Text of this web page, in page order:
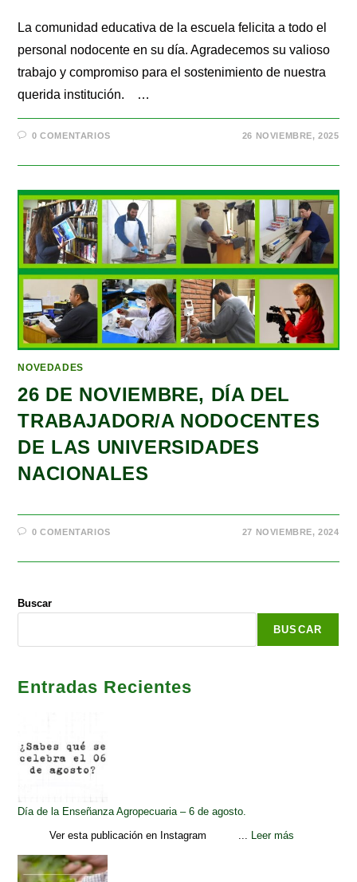
La comunidad educativa de la escuela felicita a todo el
personal nodocente en su día. Agradecemos su valioso
trabajo y compromiso para el sostenimiento de nuestra
querida institución. …
0 COMENTARIOS 26 NOVIEMBRE, 2025
NOVEDADES
26 DE NOVIEMBRE, DÍA DEL
TRABAJADOR/A NODOCENTES
DE LAS UNIVERSIDADES
NACIONALES
0 COMENTARIOS 27 NOVIEMBRE, 2024
Buscar
BUSCAR
Entradas Recientes
Día de la Enseñanza Agropecuaria – 6 de agosto.
Ver esta publicación en Instagram ... Leer más